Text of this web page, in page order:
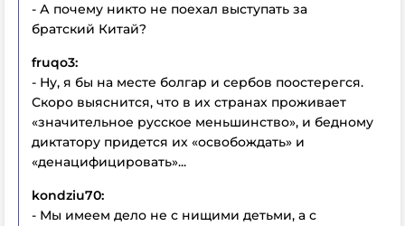
- А почему никто не поехал выступать за
братский Китай?
fruqo3:
- Ну, я бы на месте болгар и сербов поостерегся.
Скоро выяснится, что в их странах проживает
«значительное русское меньшинство», и бедному
диктатору придется их «освобождать» и
«денацифицировать»...
kondziu70:
- Мы имеем дело не с нищими детьми, а с